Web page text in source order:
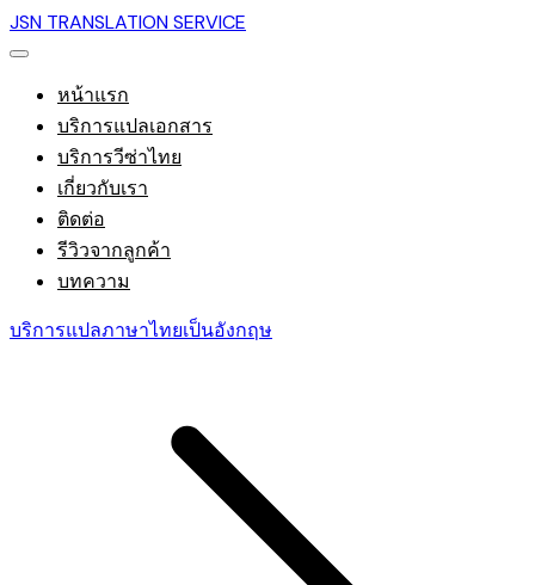
JSN TRANSLATION SERVICE
หน้าแรก
บริการแปลเอกสาร
บริการวีซ่าไทย
เกี่ยวกับเรา
ติดต่อ
รีวิวจากลูกค้า
บทความ
บริการแปลภาษาไทยเป็นอังกฤษ